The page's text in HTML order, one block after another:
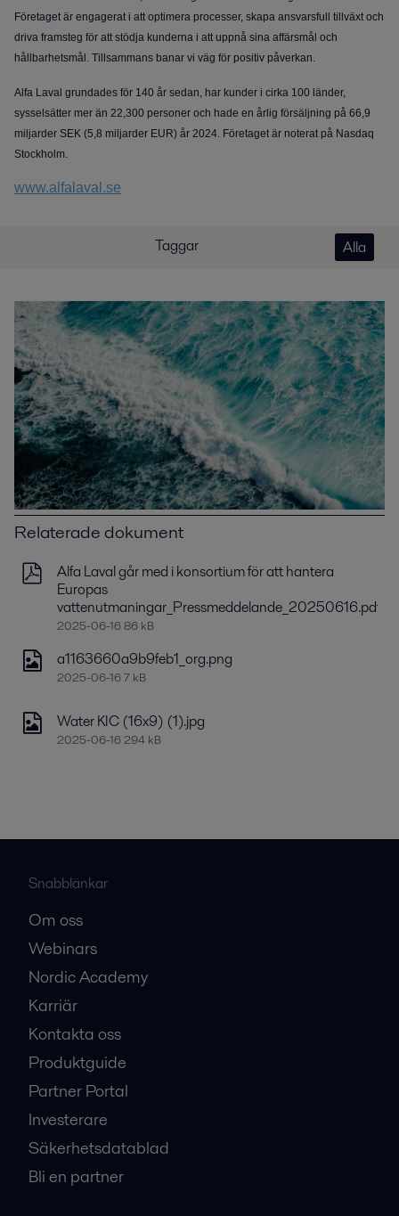
Företaget är engagerat i att optimera processer, skapa ansvarsfull tillväxt och
driva framsteg för att stödja kunderna i att uppnå sina affärsmål och
hållbarhetsmål. Tillsammans banar vi väg för positiv påverkan.
Alfa Laval grundades för 140 år sedan, har kunder i cirka 100 länder,
sysselsätter mer än 22,300 personer och hade en årlig försäljning på 66,9
miljarder SEK (5,8 miljarder EUR) år 2024. Företaget är noterat på Nasdaq
Stockholm.
www.alfalaval.se
Taggar Alla
Relaterade dokument
Alfa Laval går med i konsortium för att hantera
Europas
vattenutmaningar_Pressmeddelande_20250616.pdf
2025-06-16 86 kB
a1163660a9b9feb1_org.png
2025-06-16 7 kB
Water KIC (16x9) (1).jpg
2025-06-16 294 kB
Snabblänkar
Om oss
Webinars
Nordic Academy
Karriär
Kontakta oss
Produktguide
Partner Portal
Investerare
Säkerhetsdatablad
Bli en partner